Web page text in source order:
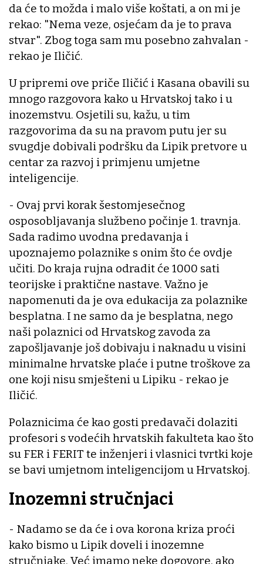
da će to možda i malo više koštati, a on mi je
rekao: "Nema veze, osjećam da je to prava
stvar". Zbog toga sam mu posebno zahvalan -
rekao je Iličić.
U pripremi ove priče Iličić i Kasana obavili su
mnogo razgovora kako u Hrvatskoj tako i u
inozemstvu. Osjetili su, kažu, u tim
razgovorima da su na pravom putu jer su
svugdje dobivali podršku da Lipik pretvore u
centar za razvoj i primjenu umjetne
inteligencije.
- Ovaj prvi korak šestomjesečnog
osposobljavanja službeno počinje 1. travnja.
Sada radimo uvodna predavanja i
upoznajemo polaznike s onim što će ovdje
učiti. Do kraja rujna odradit će 1000 sati
teorijske i praktične nastave. Važno je
napomenuti da je ova edukacija za polaznike
besplatna. I ne samo da je besplatna, nego
naši polaznici od Hrvatskog zavoda za
zapošljavanje još dobivaju i naknadu u visini
minimalne hrvatske plaće i putne troškove za
one koji nisu smješteni u Lipiku - rekao je
Iličić.
Polaznicima će kao gosti predavači dolaziti
profesori s vodećih hrvatskih fakulteta kao što
su FER i FERIT te inženjeri i vlasnici tvrtki koje
se bavi umjetnom inteligencijom u Hrvatskoj.
Inozemni stručnjaci
- Nadamo se da će i ova korona kriza proći
kako bismo u Lipik doveli i inozemne
stručnjake. Već imamo neke dogovore, ako